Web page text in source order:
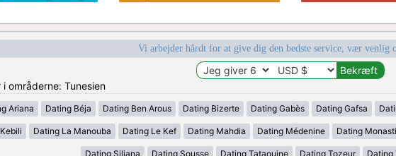
Vi arbejder hårdt for at give dig den bedste service, vær venlig
i områderne: Tunesien
Ariana Dating Béja Dating Ben Arous Dating Bizerte Dating Gabès Dating Gafsa
Dating La Manouba Dating Le Kef Dating Mahdia Dating Médenine Dating
Dating Siliana Dating Sousse Dating Tataouine Dating Tozeur Dating